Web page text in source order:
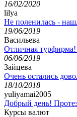
16/02/2020
lilya
Не поленилась -
19/06/2019
Васильева
Отличная
06/06/2019
Зайцева
Очень остались
18/10/2018
yuliyamai2005
Добрый день!
Курсы валют